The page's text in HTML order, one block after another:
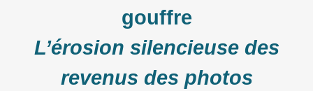
gouffre
L’érosion silencieuse des
revenus des photos